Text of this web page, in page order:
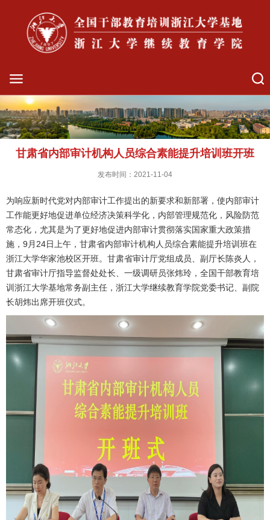
甘肃省内部审计机构人员综合素能提升培训班开班
发布时间：2021-11-04
为响应新时代党对内部审计工作提出的新要求和新部署，使内部审计
工作能更好地促进单位经济决策科学化，内部管理规范化，风险防范
常态化，尤其是为了更好地促进内部审计贯彻落实国家重大政策措
施，9月24日上午，甘肃省内部审计机构人员综合素能提升培训班在
浙江大学华家池校区开班。甘肃省审计厅党组成员、副厅长陈炎人，
甘肃省审计厅指导监督处处长、一级调研员张炜玲，全国干部教育培
训浙江大学基地常务副主任，浙江大学继续教育学院党委书记、副院
长胡炜出席开班仪式。